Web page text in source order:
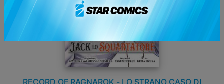
RECORD OF RAGNAROK - LO STRANO CASO DI